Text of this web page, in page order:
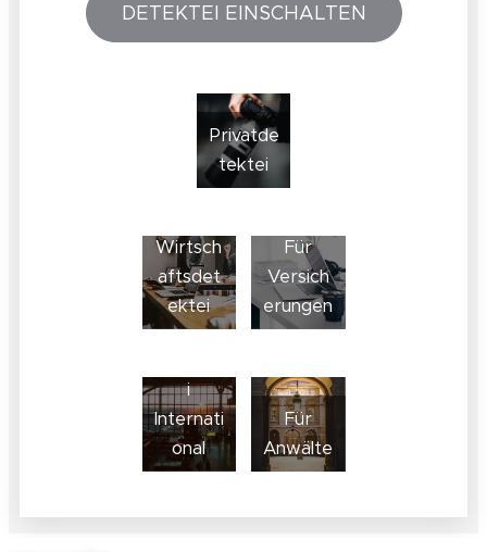
DETEKTEI EINSCHALTEN
Privatde
tektei
Wirtsch
aftsdet
ektei
Für
Versich
erungen
i
Internati
onal
Für
Anwälte